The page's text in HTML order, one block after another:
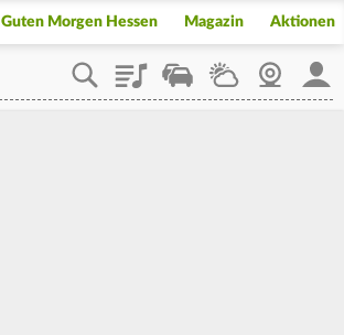
Guten Morgen Hessen Magazin Aktionen
PlaylistStaupilotWetterWebcam